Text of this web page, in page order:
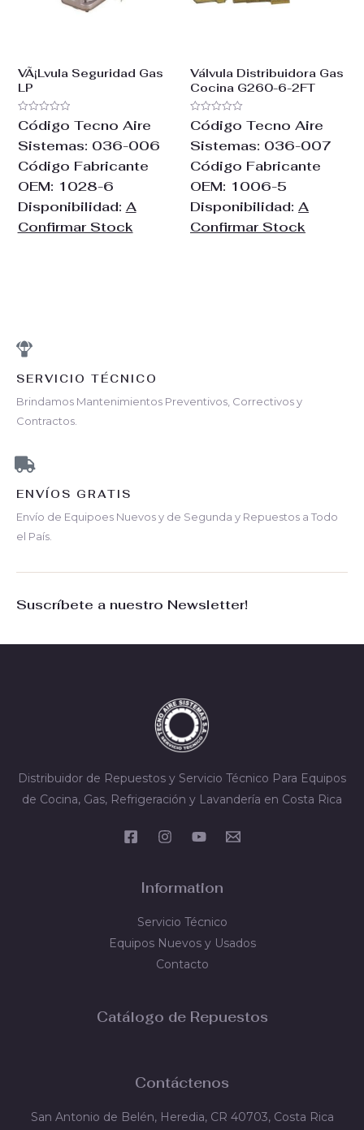
VÃ¡Lvula Seguridad Gas
LP
Valorado
con
0
de
Código Tecno Aire
Sistemas: 036-006
Código Fabricante
OEM: 1028-6
Disponibilidad: A
Confirmar Stock
Válvula Distribuidora Gas
Cocina G260-6-2FT
Valorado
con
0
de
Código Tecno Aire
Sistemas: 036-007
Código Fabricante
OEM: 1006-5
Disponibilidad: A
Confirmar Stock
SERVICIO TÉCNICO
Brindamos Mantenimientos Preventivos, Correctivos y
Contractos.
ENVÍOS GRATIS
Envío de Equipoes Nuevos y de Segunda y Repuestos a Todo
el País.
Suscríbete a nuestro Newsletter!
Distribuidor de Repuestos y Servicio Técnico Para Equipos
de Cocina, Gas, Refrigeración y Lavandería en Costa Rica
Information
Servicio Técnico
Equipos Nuevos y Usados
Contacto
Catálogo de Repuestos
Contáctenos
San Antonio de Belén, Heredia, CR 40703, Costa Rica